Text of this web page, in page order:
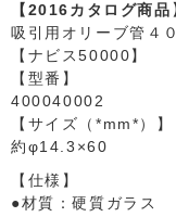
【2016カタログ商品
吸引用オリーブ管４
【ナビス50000】
【型番】
400040002
【サイズ（*mm*）】
約φ14.3×60
【仕様】
●材質：硬質ガラス